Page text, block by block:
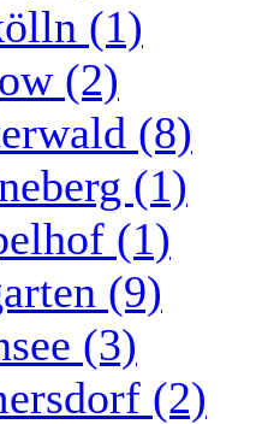
(1)
(2)
(8)
(1)
(1)
(9)
(3)
(2)